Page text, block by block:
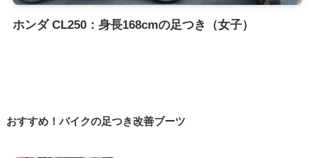
ホンダ CL250：身長168cmの足つき（女子）
おすすめ！バイクの足つき改善ブーツ